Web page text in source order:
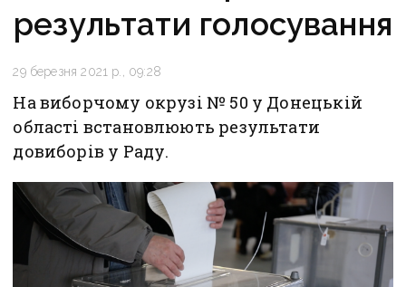
результати голосування
29 березня 2021 р., 09:28
На виборчому окрузі № 50 у Донецькій
області встановлюють результати
довиборів у Раду.